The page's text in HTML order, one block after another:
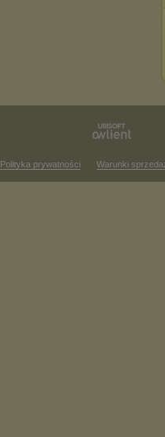
Polityka prywatności Warunki